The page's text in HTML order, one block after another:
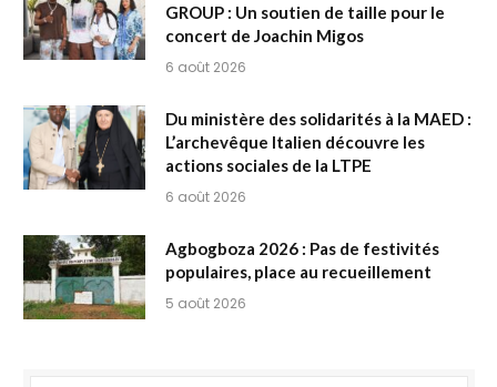
GROUP : Un soutien de taille pour le
concert de Joachin Migos
6 août 2026
Du ministère des solidarités à la MAED :
L’archevêque Italien découvre les
actions sociales de la LTPE
6 août 2026
Agbogboza 2026 : Pas de festivités
populaires, place au recueillement
5 août 2026